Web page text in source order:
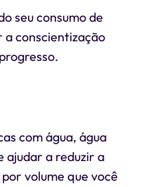
seu consumo de
conscientização
com água, água
ajudar a reduzir a
volume que você